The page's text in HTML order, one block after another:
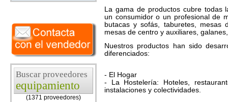
Buscar proveedores
equipamiento
(1371 proveedores)
La gama de productos cubre todas
un consumidor o un profesional de
butacas y sofás, taburetes, mesas
mesas de centro y auxiliares,
Nuestros productos han sido
diferenciados:
- El Hogar
- La Hostelería: Hoteles,
instalaciones y colectividades.